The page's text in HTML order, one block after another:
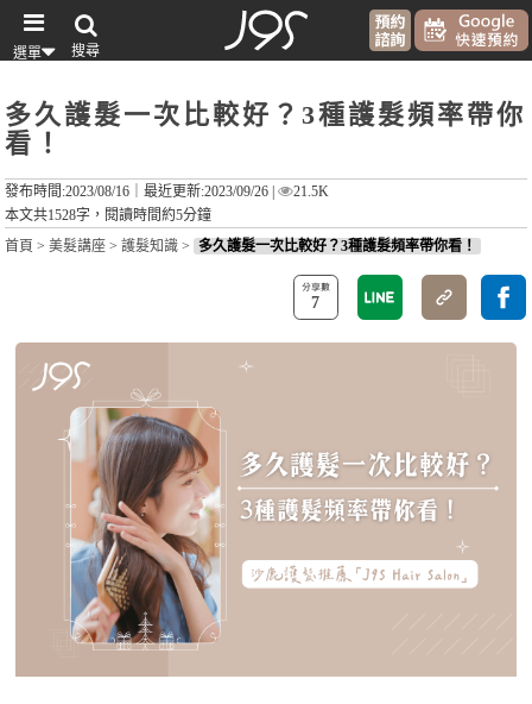
選單 搜尋
多久護髮一次比較好？3種護髮頻率帶你
看！
發布時間:2023/08/16｜最近更新:2023/09/26 |
21.5K
本文共1528字，閱讀時間約5分鐘
首頁 >美髮講座 >護髮知識 > 多久護髮一次比較好？3種護髮頻率帶你看！
7